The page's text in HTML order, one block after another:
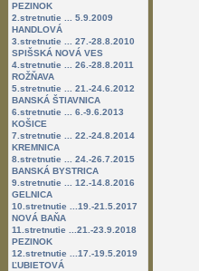
PEZINOK
2.stretnutie ... 5.9.2009
HANDLOVÁ
3.stretnutie ... 27.-28.8.2010
SPIŠSKÁ NOVÁ VES
4.stretnutie ... 26.-28.8.2011
ROŽŇAVA
5.stretnutie ... 21.-24.6.2012
BANSKÁ ŠTIAVNICA
6.stretnutie ... 6.-9.6.2013
KOŠICE
7.stretnutie ... 22.-24.8.2014
KREMNICA
8.stretnutie ... 24.-26.7.2015
BANSKÁ BYSTRICA
9.stretnutie ... 12.-14.8.2016
GELNICA
10.stretnutie ...19.-21.5.2017
NOVÁ BAŇA
11.stretnutie ...21.-23.9.2018
PEZINOK
12.stretnutie ...17.-19.5.2019
ĽUBIETOVÁ